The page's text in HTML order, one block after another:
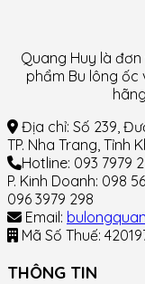
Quang Huy là
phẩm Bu lông ốc
Địa chỉ: Số 239,
TP. Nha Trang, Tỉnh
Hotline: 093 7979
P. Kinh Doanh: 098
096 3979 298
Email:
Mã Số Thuế:
THÔNG TIN